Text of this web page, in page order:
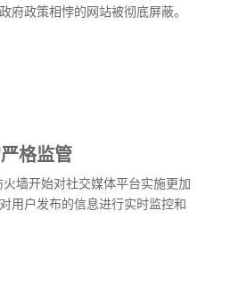
府政策相悖的网站被彻底屏蔽。
格监管
墙开始对社交媒体平台实施更加
用户发布的信息进行实时监控和